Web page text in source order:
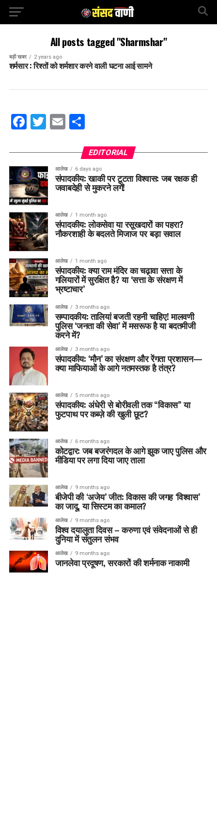
All posts tagged "Sharmshar"
बड़ी खबर 2 years ago
शर्मसार : रिश्तों को शर्मशार करने वाली घटना आई सामने
Facebook
Twitter
EmailShare
EDITORIAL
आलेख 6 days ago
संपादकीय: खाकी पर टूटता विश्वास: जब रक्षक ही
जवाबदेही से मुकरने लगें!
आलेख 1 month ago
संपादकीय: लोकसेवा या रसूखदारों का पहरा?
नौकरशाही के बदलते मिजाज पर बड़ा सवाल
आलेख 1 month ago
संपादकीय: क्या राम मंदिर का चढ़ावा सत्ता के
गलियारों में सुरक्षित है? या ‘सत्ता के संरक्षण में
भ्रष्टाचार’
आलेख 3 months ago
सम्पादकीय: तालियां बजती रहनी चाहिए! मालवणी
पुलिस ‘जनता की सेवा’ में मसरूफ है या बदतमीजी
करने में?
आलेख 3 months ago
संपादकीय: ‘मौन’ का संरक्षण और रेंगता प्रशासन—
क्या माफियाओं के आगे नतमस्तक है तंत्र?
आलेख 5 months ago
संपादकीय: अंधेरी से बोरीवली तक “विकास” या
फुटपाथ पर कब्ज़े की खुली छूट?
आलेख 6 months ago
कोटद्वार: जब बजरंगदल के आगे झुक जाए पुलिस और
मीडिया पर लगा दिया जाए ताला
आलेख 9 months ago
बीजेपी की ‘अजेय’ जीत: विकास की जगह ‘विश्वास’
का जादू, या सिस्टम का कमाल?
आलेख 9 months ago
विश्व दयालुता दिवस – करुणा एवं संवेदनाओं से ही
दुनिया में संतुलन संभव
आलेख 9 months ago
जानलेवा प्रदूषण, सरकारों की शर्मनाक नाकामी